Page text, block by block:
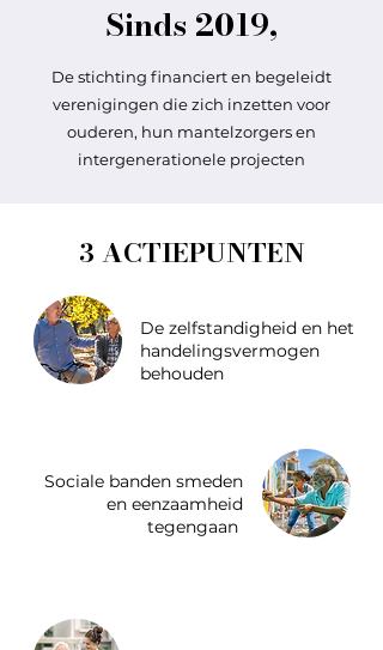
Sinds 2019,
De stichting financiert en begeleidt
verenigingen die zich inzetten voor
ouderen, hun mantelzorgers en
intergenerationele projecten
3 ACTIEPUNTEN
De zelfstandigheid en het
handelingsvermogen
behouden​
Sociale banden smeden
en eenzaamheid
tegengaan